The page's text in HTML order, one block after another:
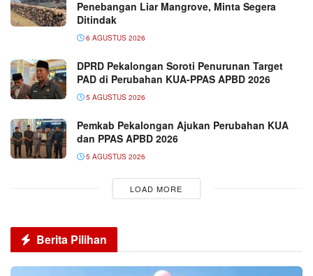
Penebangan Liar Mangrove, Minta Segera
Ditindak
6 AGUSTUS 2026
DPRD Pekalongan Soroti Penurunan Target
PAD di Perubahan KUA-PPAS APBD 2026
5 AGUSTUS 2026
Pemkab Pekalongan Ajukan Perubahan KUA
dan PPAS APBD 2026
5 AGUSTUS 2026
LOAD MORE
Berita Pilihan